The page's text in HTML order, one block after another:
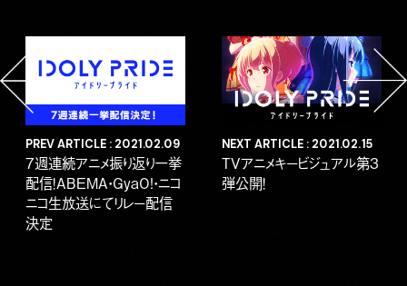
PREV ARTICLE : 2021.02.09
7週連続アニメ振り返り一挙
配信！ABEMA・GyaO!・ニコ
ニコ生放送にてリレー配信
決定
NEXT ARTICLE : 2021.02.15
TVアニメキービジュアル第3
弾公開！